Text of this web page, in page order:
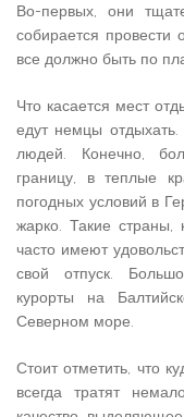
Во-первых, они
собирается провести
все должно быть по
Что касается мест
едут немцы отдыхать.
людей. Конечно,
границу, в теплые
погодных условий в
жарко. Такие страны,
часто имеют
свой отпуск.
курорты на
Северном море.
Стоит отметить, что
всегда тратят